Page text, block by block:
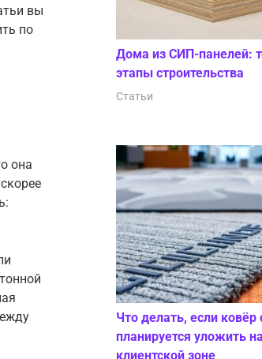
вы
по
она
Дома из СИП-панелей:
этапы строительства
Статьи
Что делать, если ковёр
планируется уложить
клиентской зоне